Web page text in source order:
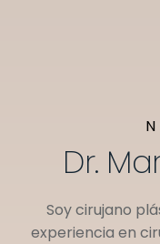
Dr.
Soy cirujano
experiencia en